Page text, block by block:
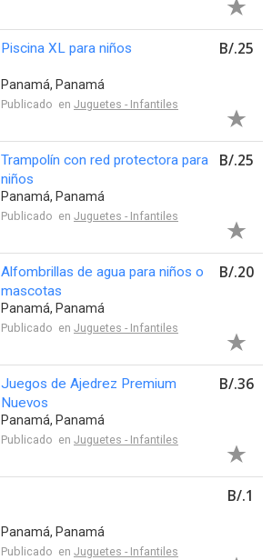
Piscina XL para niños
Panamá, Panamá
Publicado en Juguetes - Infantiles
B/.25
Trampolín con red protectora para
niños
Panamá, Panamá
Publicado en Juguetes - Infantiles
B/.25
Alfombrillas de agua para niños o
mascotas
Panamá, Panamá
Publicado en Juguetes - Infantiles
B/.20
Juegos de Ajedrez Premium
Nuevos
Panamá, Panamá
Publicado en Juguetes - Infantiles
B/.36
Panamá, Panamá
Publicado en Juguetes - Infantiles
B/.1